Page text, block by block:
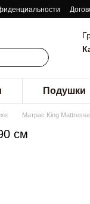
Подушки
Матрас King
см